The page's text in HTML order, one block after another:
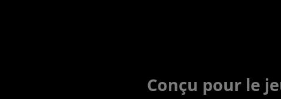
Conçu pour le